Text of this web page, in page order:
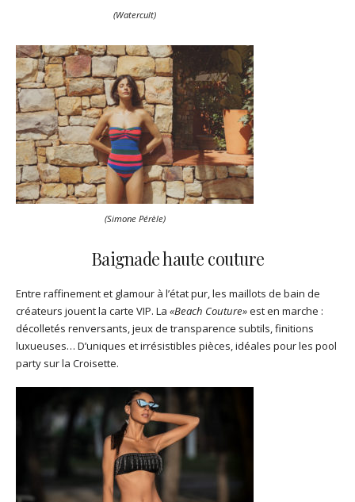
(Watercult)
(Simone Pérèle)
Baignade haute couture
Entre raffinement et glamour à l’état pur, les maillots de bain de
créateurs jouent la carte VIP. La «Beach Couture»est en marche :
décolletés renversants, jeux de transparence subtils, finitions
luxueuses… D’uniques et irrésistibles pièces, idéales pour les pool
party sur la Croisette.